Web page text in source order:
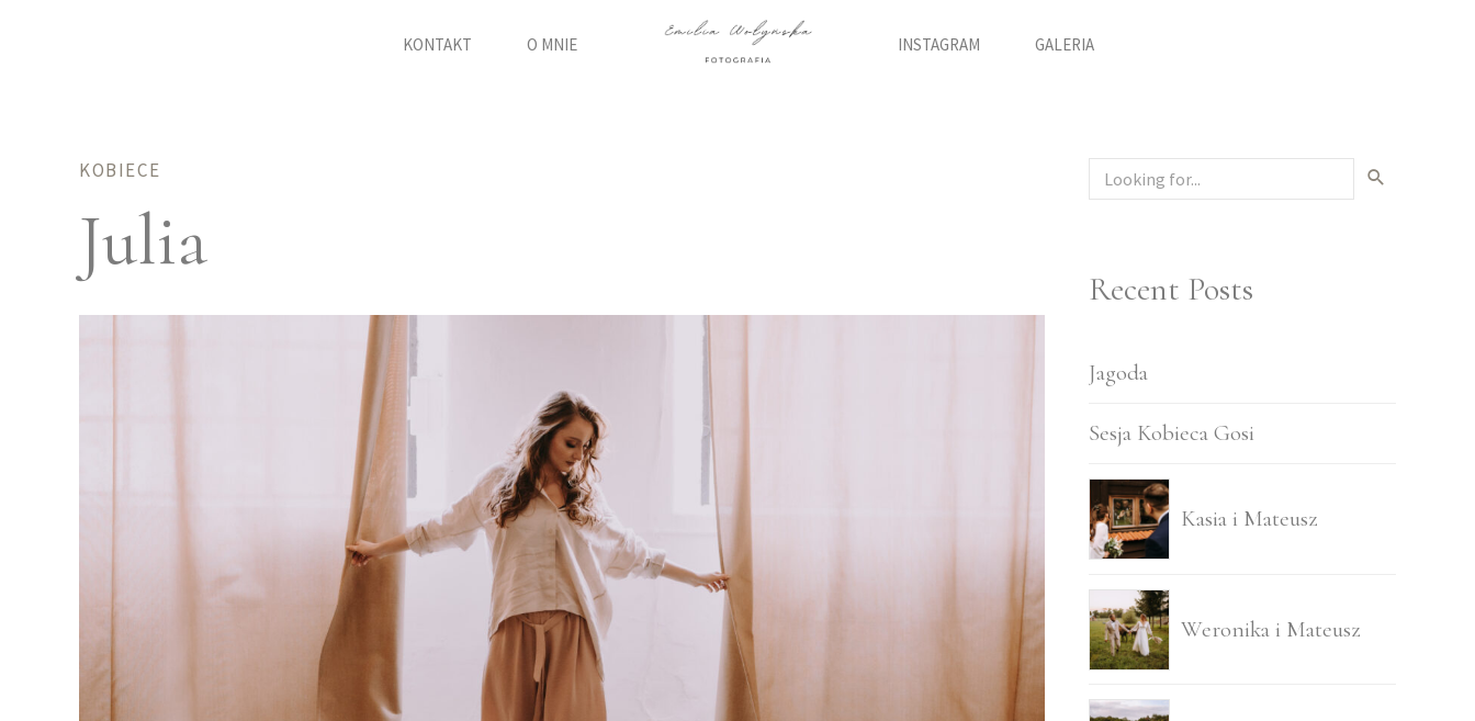
KONTAKT O MNIE INSTAGRAM GALERIA
KOBIECE
Julia
Recent Posts
Jagoda
Sesja Kobieca Gosi
Kasia i Mateusz
Weronika i Mateusz